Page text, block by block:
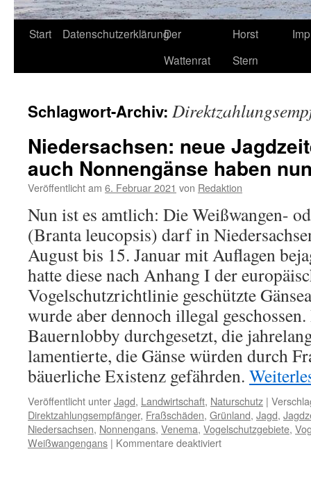
Start DatenschutzerklärungDer
Wattenrat
Horst
Stern
Schlagwort-Archiv:
Niedersachsen: neue
auch Nonnengänse haben
Veröffentlicht am 6. Februar 2021 von Redaktion
Nun ist es amtlich: Die Weißwangen-
(Branta leucopsis) darf in
August bis 15. Januar mit Auflagen
hatte diese nach Anhang I der
Vogelschutzrichtlinie geschützte
wurde aber dennoch illegal
Bauernlobby durchgesetzt, die
lamentierte, die Gänse würden durch
bäuerliche Existenz gefährden.
Veröffentlicht unterJagd, Landwirtschaft, Naturschutz |
Direktzahlungsempfänger, Fraßschäden, Grünland, Jagd,
Niedersachsen, Nonnengans, Venema, Vogelschutzgebiete,
Weißwangengans | Kommentare deaktiviertfür